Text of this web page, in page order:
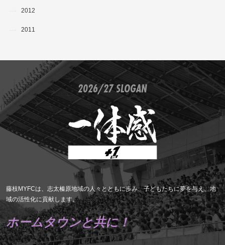
2012
2011
2026/27 SLOGAN
藤枝MYFCは、志太榛原地域の人々とともに歩み、子どもたちに夢を与え、地
域の活性化に貢献します。
ホームタウンと共に！